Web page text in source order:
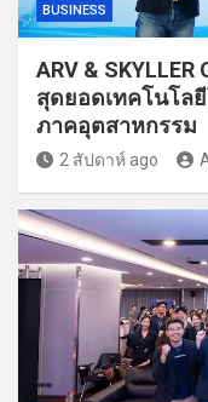
BUSINESS
ARV &
สุดยอดเทคโนโล
ภาคอุตสาหกรรม
2 สัปดาห์ ago